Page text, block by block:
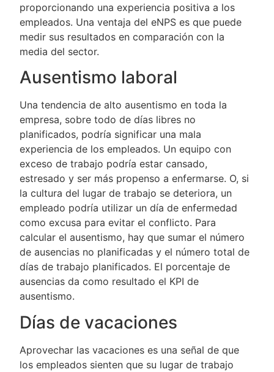
proporcionando una experiencia positiva a los
empleados. Una ventaja del eNPS es que puede
medir sus resultados en comparación con la
media del sector.
Ausentismo laboral
Una tendencia de alto ausentismo en toda la
empresa, sobre todo de días libres no
planificados, podría significar una mala
experiencia de los empleados. Un equipo con
exceso de trabajo podría estar cansado,
estresado y ser más propenso a enfermarse. O, si
la cultura del lugar de trabajo se deteriora, un
empleado podría utilizar un día de enfermedad
como excusa para evitar el conflicto. Para
calcular el ausentismo, hay que sumar el número
de ausencias no planificadas y el número total de
días de trabajo planificados. El porcentaje de
ausencias da como resultado el KPI de
ausentismo.
Días de vacaciones
Aprovechar las vacaciones es una señal de que
los empleados sienten que su lugar de trabajo